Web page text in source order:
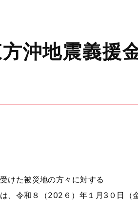
方沖地震義援
けた被災地の方々に対する
、令和８（202６）年１月3０日（